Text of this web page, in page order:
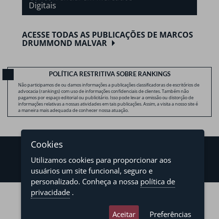
Digitais
ACESSE TODAS AS PUBLICAÇÕES DE MARCOS
DRUMMOND MALVAR
POLÍTICA RESTRITIVA SOBRE RANKINGS
Não participamos de ou damos informações a publicações classificadoras de escritórios de
advocacia (rankings) com uso de informações confidenciais de clientes. Também não
pagamos por espaço editorial ou publicitário. Isso pode levar a omissão ou distorção de
informações relativas a nossas atividades em tais publicações. Assim, a visita a nosso site é
a maneira mais adequada de conhecer nossa atuação.
©2026 - Levy & Salomão Advogados - Todos os direitos reservados
Termos de Uso
Cookies
Utilizamos cookies para proporcionar aos
usuários um site funcional, seguro e
personalizado. Conheça a nossa política de
privacidade .
Aceitar Preferências